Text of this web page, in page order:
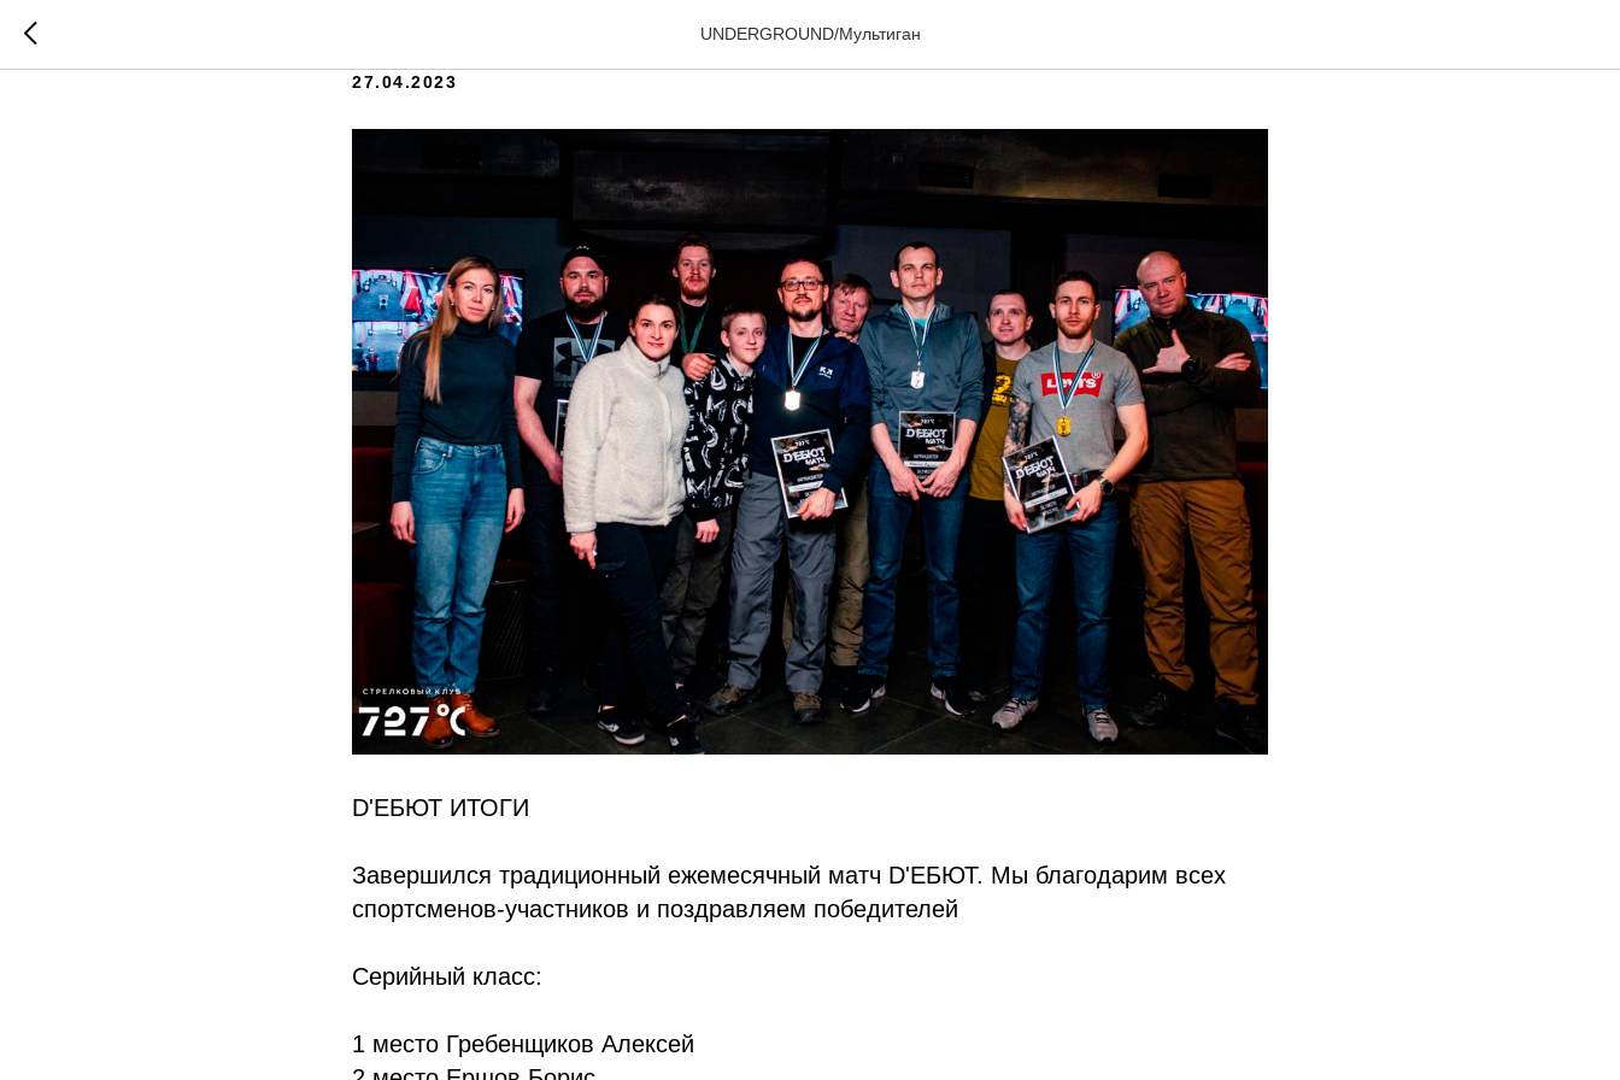
UNDERGROUND/Мультиган
27.04.2023
D'ЕБЮТ ИТОГИ
Завершился традиционный ежемесячный матч D'ЕБЮТ. Мы благодарим всех
спортсменов-участников и поздравляем победителей
Серийный класс:
1 место Гребенщиков Алексей